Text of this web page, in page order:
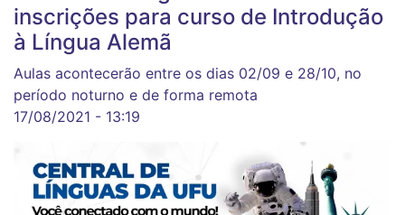
inscrições para curso de Introdução
à Língua Alemã
Aulas acontecerão entre os dias 02/09 e 28/10, no
período noturno e de forma remota
17/08/2021 - 13:19